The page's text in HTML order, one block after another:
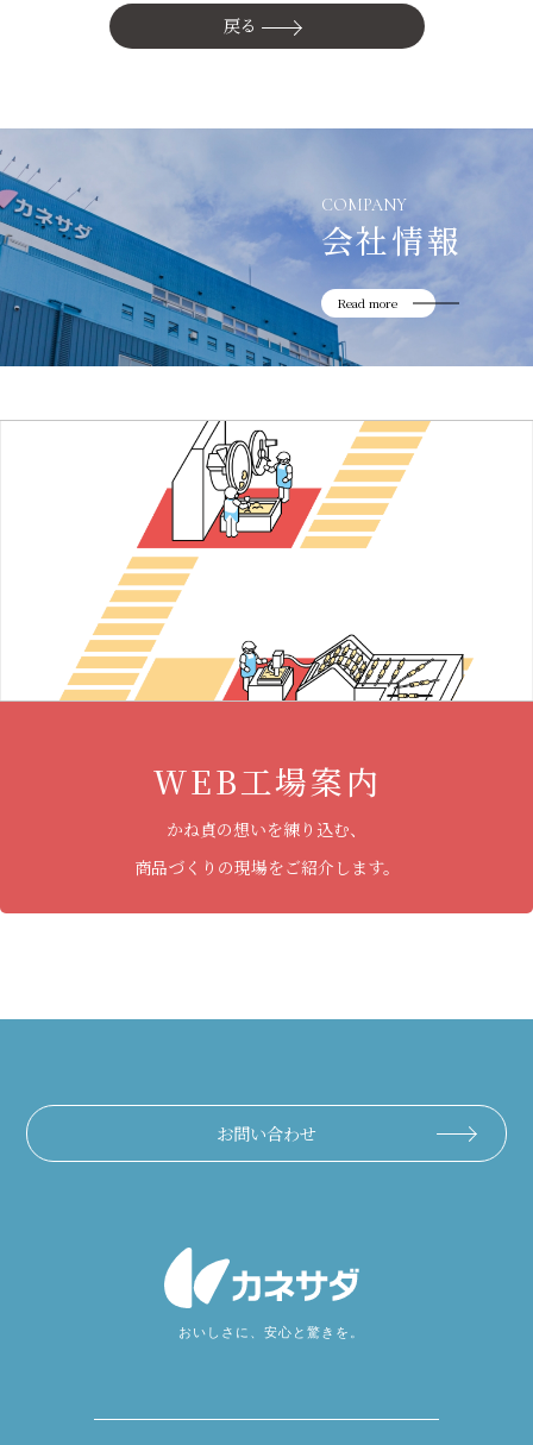
リニューアル中
戻る
COMPANY
会社情報
Read more
WEB工場案内
かね貞の想いを練り込む、
商品づくりの現場をご紹介します。
お問い合わせ